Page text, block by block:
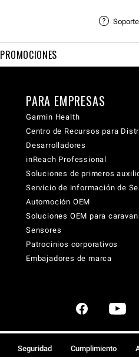
PROMOCIONES
Soporte
PARA EMPRESAS
Garmin Health
Centro de Recursos para
Desarrolladores
inReach Professional
Soluciones de primeros
Servicio de información de
Automoción OEM
Soluciones OEM para
Sensores
Patrocinios corporativos
Embajadores de marca
Seguridad Cumplimiento